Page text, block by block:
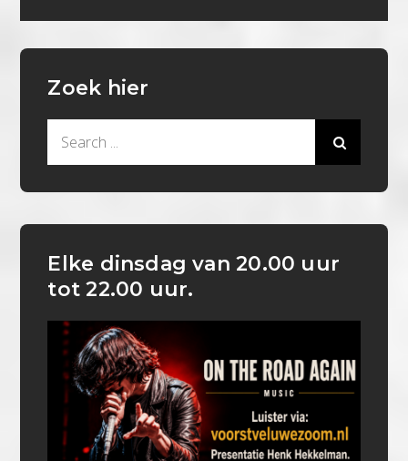
Zoek hier
Elke dinsdag van 20.00 uur
tot 22.00 uur.